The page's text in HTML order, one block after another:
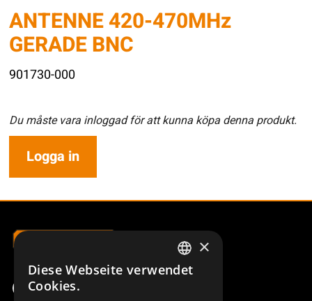
ANTENNE 420-470MHz
GERADE BNC
901730-000
Du måste vara inloggad för att kunna köpa denna produkt.
Logga in
SWEDISH
×
Diese Webseite verwendet
Cookies.